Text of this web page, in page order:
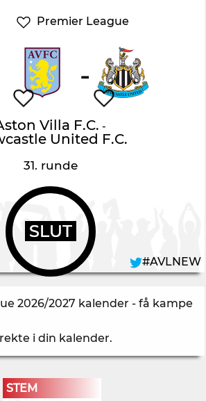
indPremier League
-
Villa F.C. -
United F.C.
31. runde
SLUT
#AVLNEW
2026/2027 kalender - få kampe
i din kalender.
STEM